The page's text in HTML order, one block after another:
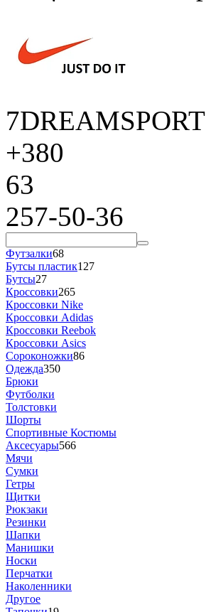
7DREAMSPORT
+380
63
257-50-36
Футзалки68
Бутсы пластик127
Бутсы27
Кроссовки265
Кроссовки Nike
Кроссовки Adidas
Кроссовки Reebok
Кроссовки Asics
Сороконожки86
Одежда350
Брюки
Футболки
Толстовки
Шорты
Спортивные Костюмы
Аксесуары566
Мячи
Сумки
Гетры
Щитки
Рюкзаки
Резинки
Шапки
Манишки
Носки
Перчатки
Наколенники
Другое